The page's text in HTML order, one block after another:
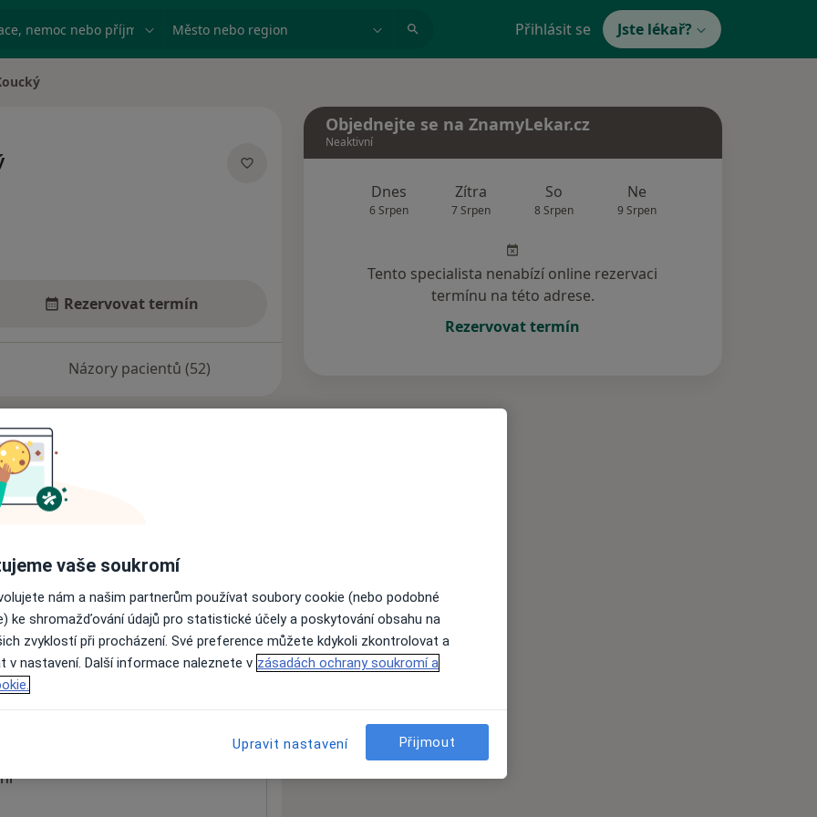
nemoc nebo příjmení Město nebo region Přihlásit se Jste lékař?
Rezervovat termín
Názory pacientů (52)
nejsou k dispozici
informace o svých službách.
a 1.LF UK
Objednejte se na ZnamyLekar.cz
Neaktivní
Dnes
6 Srpen
Zítra
7 Srpen
So
8 Srpen
Ne
9 Srpen
Tento specialista nenabízí online rezervaci
termínu na této adrese.
Rezervovat termín
vaše soukromí
nám a našim partnerům používat soubory cookie (nebo podobné
ke shromažďování údajů pro statistické účely a poskytování obsahu na
zvyklostí při procházení. Své preference můžete kdykoli zkontrolovat a
v nastavení. Další informace naleznete v zásadách ochrany soukromí a
Upravit nastavení Přijmout